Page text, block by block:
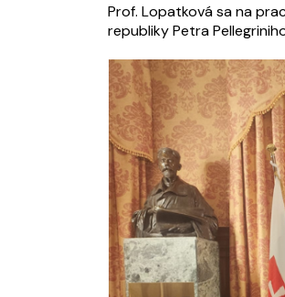
Prof. Lopatková sa na
republiky Petra